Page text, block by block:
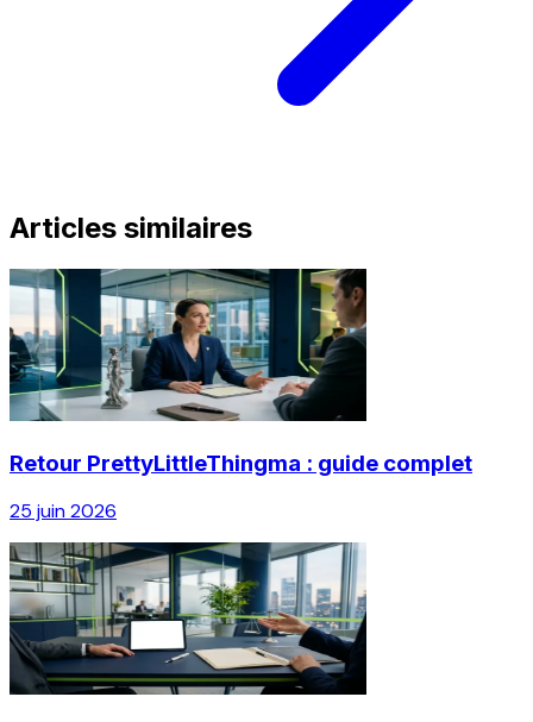
Articles similaires
Retour PrettyLittleThingma : guide complet
25 juin 2026